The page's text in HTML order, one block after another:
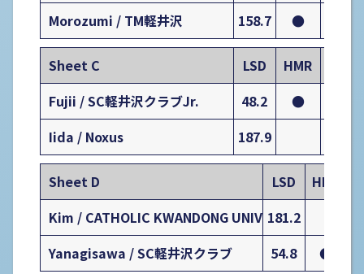
Morozumi / TM軽井沢
158.7 ●
Sheet C LSD HMR
Fujii / SC軽井沢クラブJr.
48.2 ●
Iida / Noxus
187.9
Sheet D LSD HMR
Kim / CATHOLIC KWANDONG UNIV 181.2
Yanagisawa / SC軽井沢クラブ
54.8 ●